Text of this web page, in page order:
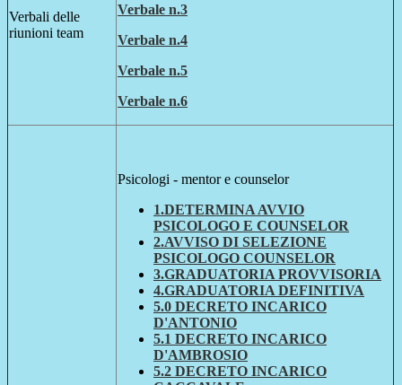
Verbali delle
riunioni team
Verbale n.3
Verbale n.4
Verbale n.5
Verbale n.6
Psicologi - mentor e counselor
1.DETERMINA AVVIO
PSICOLOGO E COUNSELOR
2.AVVISO DI SELEZIONE
PSICOLOGO COUNSELOR
3.GRADUATORIA PROVVISORIA
4.GRADUATORIA DEFINITIVA
5.0 DECRETO INCARICO
D'ANTONIO
5.1 DECRETO INCARICO
D'AMBROSIO
5.2 DECRETO INCARICO